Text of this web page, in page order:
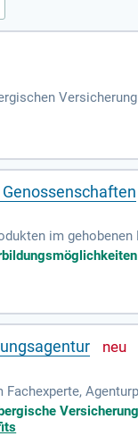
deines
dabei im
im gehobenen